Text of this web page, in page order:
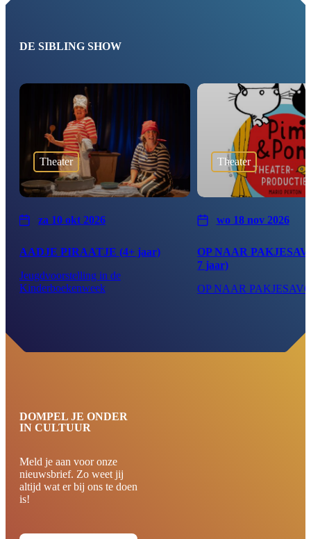
DE SIBLING SHOW
Theater
za 10 okt 2026
AADJE PIRAATJE (4+ jaar)
Jeugdvoorstelling in de
Kinderboekenweek
Theater
wo 18 nov 2026
OP NAAR
7 jaar)
OP NAAR
DOMPEL JE ONDER
IN CULTUUR
Meld je aan voor onze
nieuwsbrief. Zo weet jij
altijd wat er bij ons te doen
is!